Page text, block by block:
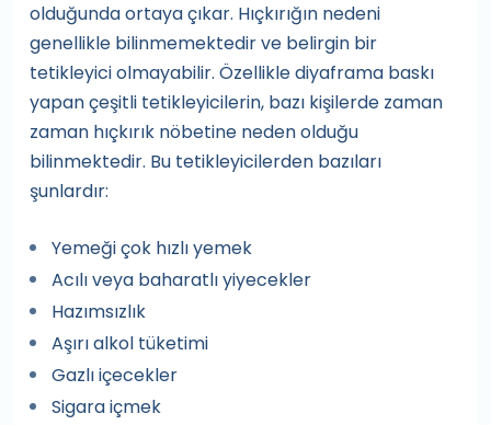
olduğunda ortaya çıkar. Hıçkırığın nedeni
genellikle bilinmemektedir ve belirgin bir
tetikleyici olmayabilir. Özellikle diyaframa baskı
yapan çeşitli tetikleyicilerin, bazı kişilerde zaman
zaman hıçkırık nöbetine neden olduğu
bilinmektedir. Bu tetikleyicilerden bazıları
şunlardır:
Yemeği çok hızlı yemek
Acılı veya baharatlı yiyecekler
Hazımsızlık
Aşırı alkol tüketimi
Gazlı içecekler
Sigara içmek